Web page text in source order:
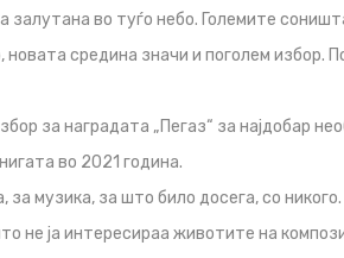
во туѓо небо. Големите
средина значи и поголем избор.
за наградата „Пегаз“ за најдобар
во 2021 година.
музика, за што било досега, со
не ја интересираа животите на